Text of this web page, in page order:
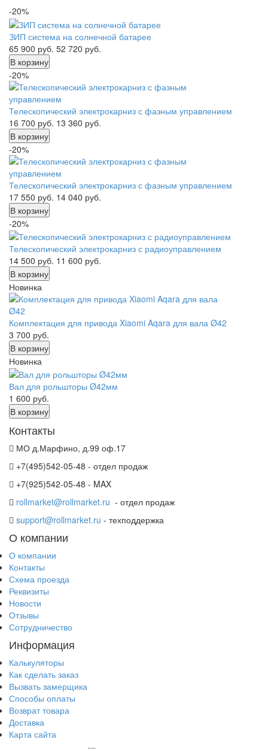
-20%
ЗИП система на солнечной батарее
65 900 руб. 52 720 руб.
В корзину
-20%
Телескопический электрокарниз с фазным управлением
16 700 руб. 13 360 руб.
В корзину
-20%
Телескопический электрокарниз с фазным управлением
17 550 руб. 14 040 руб.
В корзину
-20%
Телескопический электрокарниз с радиоуправлением
14 500 руб. 11 600 руб.
В корзину
Новинка
Комплектация для привода Xiaomi Aqara для вала Ø42
3 700 руб.
В корзину
Новинка
Вал для рольшторы Ø42мм
1 600 руб.
В корзину
Контакты
МО д.Марфино, д.99 оф.17
+7(495)542-05-48 - отдел продаж
+7(925)542-05-48 - MAX
rollmarket@rollmarket.ru - отдел продаж
support@rollmarket.ru - техподдержка
О компании
О компании
Контакты
Схема проезда
Реквизиты
Новости
Отзывы
Сотрудничество
Информация
Калькуляторы
Как сделать заказ
Вызвать замерщика
Способы оплаты
Возврат товара
Доставка
Карта сайта